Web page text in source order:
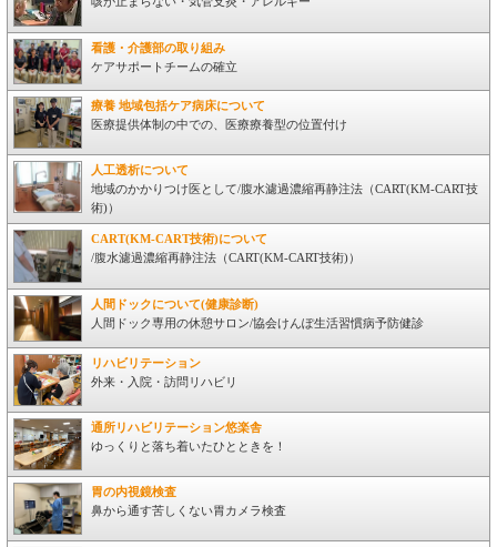
看護・介護部の取り組み
ケアサポートチームの確立
療養 地域包括ケア病床について
医療提供体制の中での、医療療養型の位置付け
人工透析について
地域のかかりつけ医として/腹水濾過濃縮再静注法（CART(KM-CART技
術)）
CART(KM-CART技術)について
/腹水濾過濃縮再静注法（CART(KM-CART技術)）
人間ドックについて(健康診断)
人間ドック専用の休憩サロン/協会けんぽ生活習慣病予防健診
リハビリテーション
外来・入院・訪問リハビリ
通所リハビリテーション悠楽舎
ゆっくりと落ち着いたひとときを！
胃の内視鏡検査
鼻から通す苦しくない胃カメラ検査